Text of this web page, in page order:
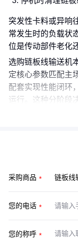
突发性卡料或异响
常发生时的负载状
位是传动部件老化
选购链板线输送机
定核心参数匹配主
配套实现性能闭环
运行。这种分阶段
采购商品
您的电话
您的称呼